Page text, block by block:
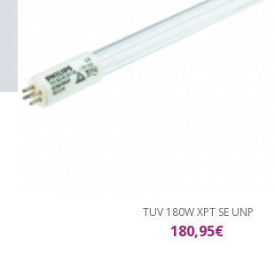
TUV 180W XPT SE UNP
180,95€